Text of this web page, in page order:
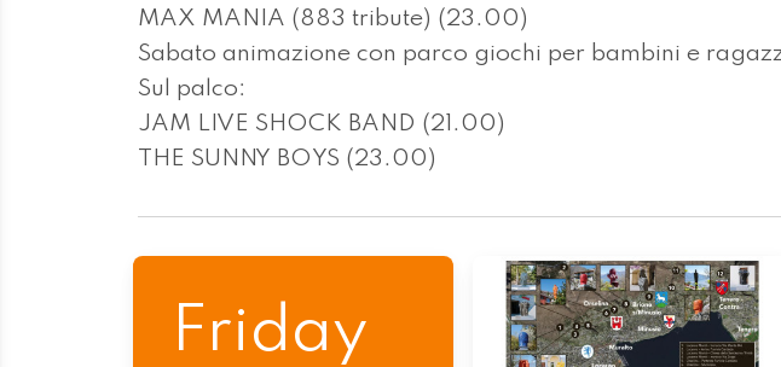
MAX MANIA (883 tribute) (23.00)
Sabato animazione con parco giochi per bambini e
Sul palco:
JAM LIVE SHOCK BAND (21.00)
THE SUNNY BOYS (23.00)
Friday